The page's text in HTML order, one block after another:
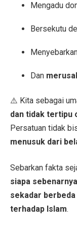
Mengadu
Bersekutu
Dan
⚠️ Kita sebagai
dan tidak tertipu
Persatuan tidak
menusuk dari
Sebarkan fakta
siapa
sekadar
terhadap Islam.